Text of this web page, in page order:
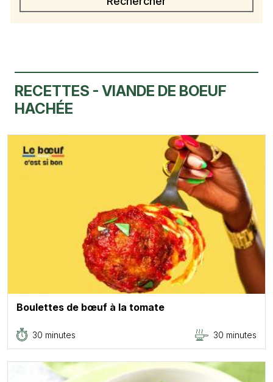
RECETTES - VIANDE DE BOEUF
HACHÉE
Boulettes de bœuf à la tomate
30 minutes 30 minutes